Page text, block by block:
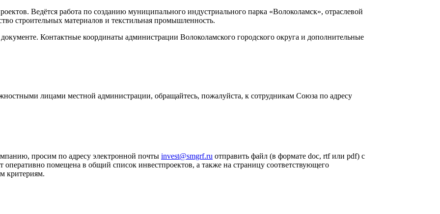
Ведётся работа по созданию муниципального индустриального парка «Волоколамск», отраслевой
строительных материалов и текстильная промышленность.
Контактные координаты администрации Волоколамского городского округа и дополнительные
лицами местной администрации, обращайтесь, пожалуйста, к сотрудникам Союза по адресу
просим по адресу электронной почтыinvest@smgrf.ru отправить файл (в формате doc, rtf или pdf) с
помещена в общий список инвестпроектов, а также на страницу соответствующего
критериям.